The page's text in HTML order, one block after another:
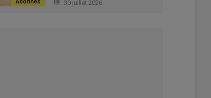
30 juillet 2026